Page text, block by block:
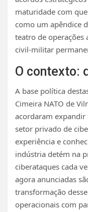
maturidade com
como um apêndice
teatro de operações
civil-militar
O contexto:
A base política
Cimeira NATO de
acordaram
setor privado de
experiência e
indústria detém na
ciberataques cada
agora anunciadas
transformação
operacionais com